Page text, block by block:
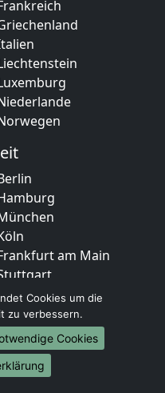
am Main
Cookies um die
zu verbessern.
Cookies